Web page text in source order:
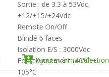
Sortie : de 3.3 à 53Vdc,
±12/±15/±24Vdc
Remote On/Off
Blindé 6 faces
Isolation E/S : 3000Vdc
Fonctionnement -40°C +
105°C
Ajouter à ma sélection